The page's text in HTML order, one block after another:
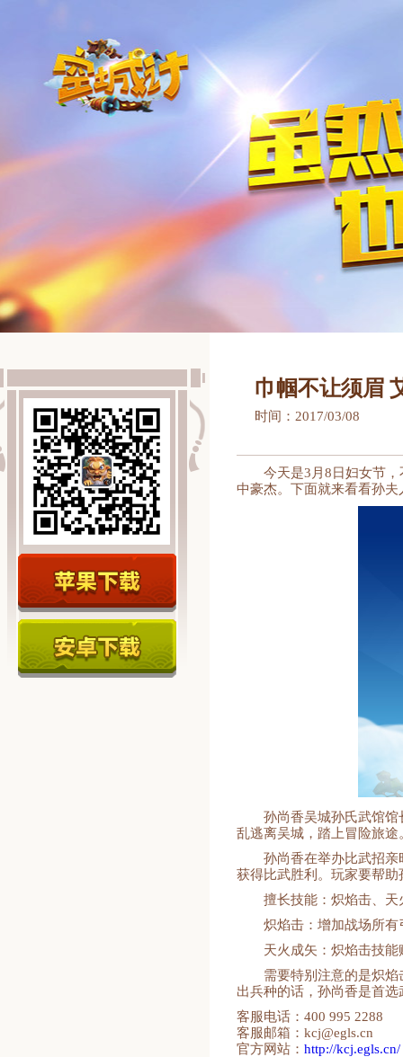
巾帼不让须眉
时间：2017/03/08
今天是3月8日妇女节
中豪杰。下面就来看看孙
孙尚香吴城孙氏武馆
乱逃离吴城，踏上冒险旅
孙尚香在举办比武招
获得比武胜利。玩家要帮
擅长技能：炽焰击、天
炽焰击：增加战场所
天火成矢：炽焰击技
需要特别注意的是炽
出兵种的话，孙尚香是首选
客服电话：400 995 2288
客服邮箱：kcj@egls.cn
官方网站： http://kcj.egls.cn/